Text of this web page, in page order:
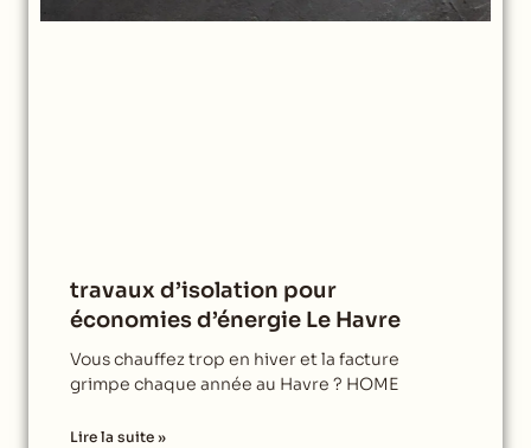
travaux d’isolation pour
économies d’énergie Le Havre
Vous chauffez trop en hiver et la facture
grimpe chaque année au Havre ? HOME
Lire la suite »